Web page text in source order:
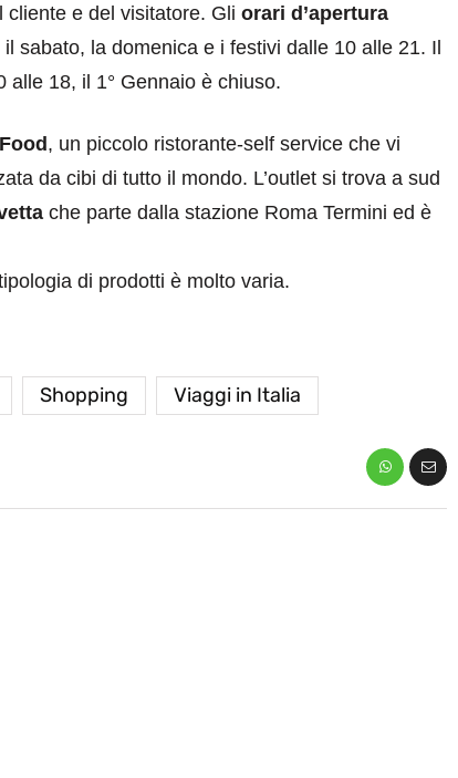
e del visitatore. Gli orari d’apertura
sabato, la domenica e i festivi dalle 10 alle 21. Il
alle 18, il 1° Gennaio è chiuso.
, un piccolo ristorante-self service che vi
da cibi di tutto il mondo. L’outlet si trova a sud
che parte dalla stazione Roma Termini ed è
di prodotti è molto varia.
Shopping Viaggi in Italia